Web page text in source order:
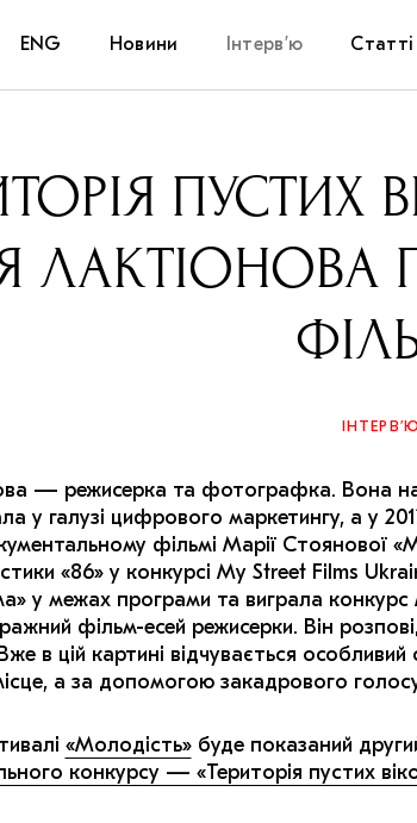
ENG Новини Інтерв’ю Статті
ПУСТИХ
ЛАКТІОНОВА
ІНТЕРВ’Ю
— режисерка та фотографка. Вона
у галузі цифрового маркетингу, а у
фільмі Марії Стоянової
«86» у конкурсі My Street Films
у межах програми та виграла
фільм-есей режисерки. Він
в цій картині відчувається
а за допомогою закадрового
«Молодість»буде показаний
конкурсу — «Територія пустих